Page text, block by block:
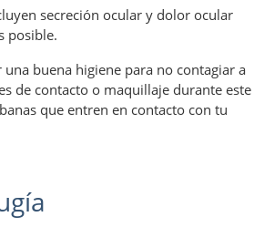
secreción ocular y dolor ocular
posible.
buena higiene para no contagiar a
de contacto o maquillaje durante este
que entren en contacto con tu